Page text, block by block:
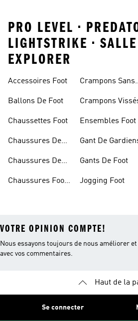
PRO LEVEL •
LIGHTSTRIKE •
EXPLORER
Accessoires Foot
Ballons De Foot
Chaussettes Foot
Chaussures De
Chaussures De
Chaussures Foot
Crampons Sans
Crampons
Ensembles Foot
Gant De
Gants De Foot
Jogging Foot
VOTRE OPINION COMPTE!
Nous essayons toujours de nous améliorer
avec vos commentaires.
Haut de la
Se connecter